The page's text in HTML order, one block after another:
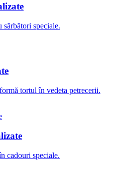
sărbători speciale.
tortul în vedeta petrecerii.
cadouri speciale.